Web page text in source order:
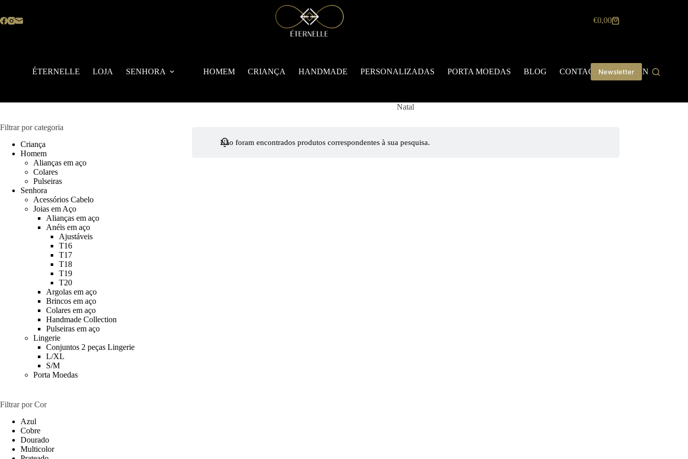
o
Carrinho
€0,00
ÉTERNELLE LOJA SENHORA HOMEM CRIANÇA HANDMADE PERSONALIZADAS PORTA MOEDAS BLOG CONTACTOS LOGIN
Newsletter
Natal
Não foram encontrados produtos correspondentes à sua pesquisa.
Filtrar por categoria
Criança
Homem
Alianças em aço
Colares
Pulseiras
Senhora
Acessórios Cabelo
Joias em Aço
Alianças em aço
Anéis em aço
Ajustáveis
T16
T17
T18
T19
T20
Argolas em aço
Brincos em aço
Colares em aço
Handmade Collection
Pulseiras em aço
Lingerie
Conjuntos 2 peças Lingerie
L/XL
S/M
Porta Moedas
Filtrar por Cor
Azul
Cobre
Dourado
Multicolor